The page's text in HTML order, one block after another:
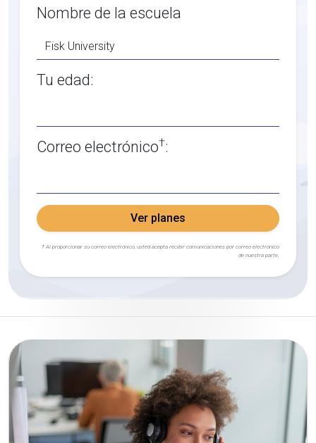
Nombre de la escuela
Tu edad:
Correo electrónico†:
Ver planes
† Al proporcionar su correo electrónico, usted acepta recibir comunicaciones por correo electrónico
de nuestra parte.